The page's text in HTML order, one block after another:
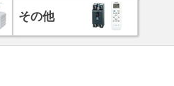
その他